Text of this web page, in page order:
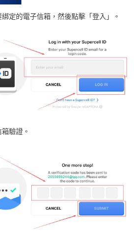
定的電子信箱，然後點擊「登入」。
驗證。